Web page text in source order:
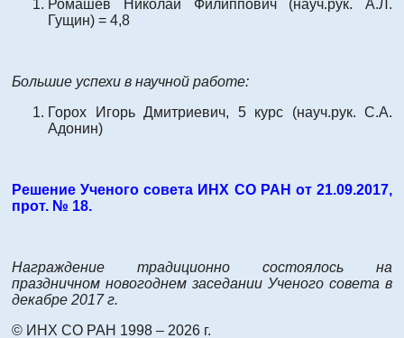
Ромашев Николай Филиппович (науч.рук. А.Л.
Гущин) = 4,8
Большие успехи в научной работе:
Горох Игорь Дмитриевич, 5 курс (науч.рук. С.А.
Адонин)
Решение Ученого совета ИНХ СО РАН от 21.09.2017,
прот. № 18.
Награждение традиционно состоялось на
праздничном новогоднем заседании Ученого совета в
декабре 2017 г.
© ИНХ СО РАН 1998 – 2026 г.